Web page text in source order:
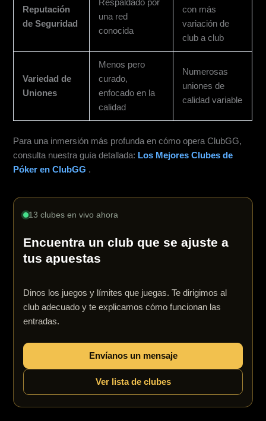
Reputación
de Seguridad
Respaldado por
una red
conocida
con más
variación de
club a club
Variedad de
Uniones
Menos pero
curado,
enfocado en la
calidad
Numerosas
uniones de
calidad variable
Para una inmersión más profunda en cómo opera ClubGG,
consulta nuestra guía detallada: Los Mejores Clubes de
Póker en ClubGG .
13 clubes en vivo ahora
Encuentra un club que se ajuste a
tus apuestas
Dinos los juegos y límites que juegas. Te dirigimos al
club adecuado y te explicamos cómo funcionan las
entradas.
Envíanos un mensaje
Ver lista de clubes